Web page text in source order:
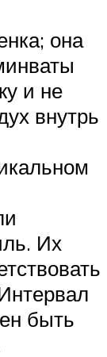
она
и не
внутрь
Их
быть